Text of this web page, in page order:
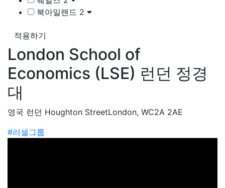
북아일랜드 2
적용하기
London School of
Economics (LSE) 런던 정경
대
영국 런던 Houghton StreetLondon, WC2A 2AE
#러셀그룹